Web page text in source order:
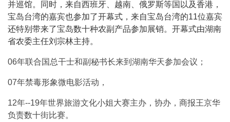
并巡馆。同时，来自西班牙、越南、俄罗斯等国以及香港，
宝岛台湾的嘉宾也参加了开幕式，来自宝岛台湾的11位嘉宾
还特别带来了宝岛数十种农副产品参加展销。开幕式由湖南
省农委主任刘宗林主持。
06年联合国总干士和副秘书长来到湖南华天参加会议；
07年禁毒形象微电影活动，
12年--19年世界旅游文化小姐大赛主办，协办，商报王京华
负责数十街比赛。